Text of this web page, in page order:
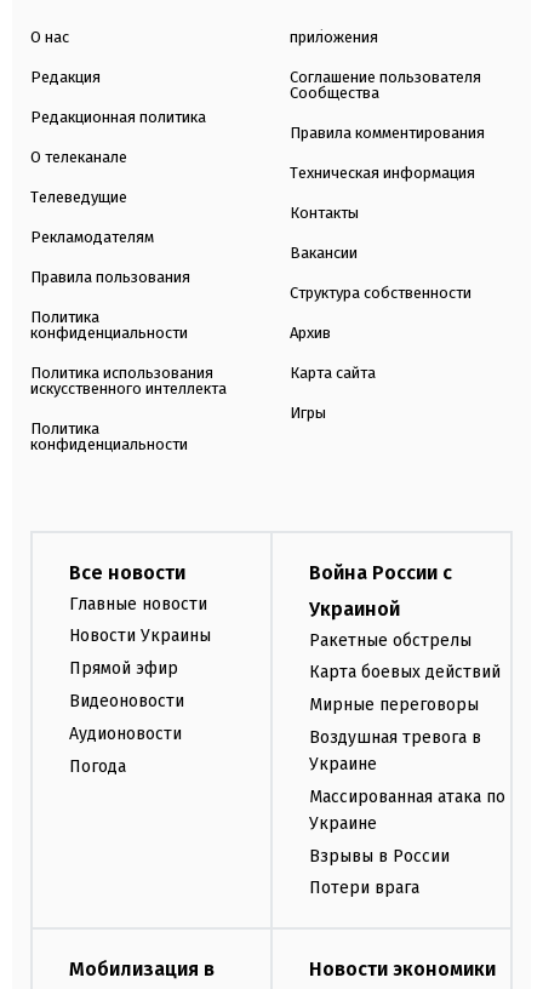
О нас
Редакция
Редакционная политика
О телеканале
Телеведущие
Рекламодателям
Правила пользования
Политика
конфиденциальности
Политика использования
искусственного интеллекта
Политика
конфиденциальности
приложения
Соглашение пользователя
Сообщества
Правила комментирования
Техническая информация
Контакты
Вакансии
Структура собственности
Архив
Карта сайта
Игры
Все новости
Главные новости
Новости Украины
Прямой эфир
Видеоновости
Аудионовости
Погода
Война России с
Украиной
Ракетные обстрелы
Карта боевых действий
Мирные переговоры
Воздушная тревога в
Украине
Массированная атака по
Украине
Взрывы в России
Потери врага
Мобилизация в
Новости экономики